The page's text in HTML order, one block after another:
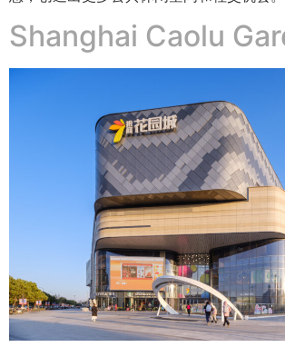
Shanghai Caolu